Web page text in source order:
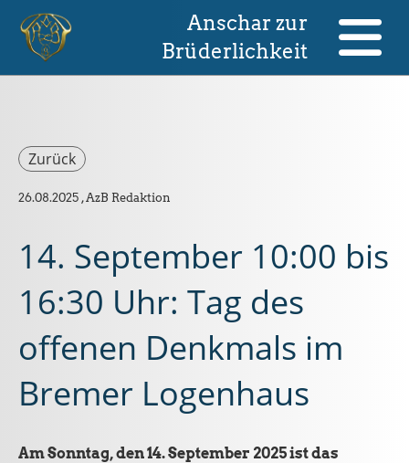
Anschar zur
Brüderlichkeit
Zurück
26.08.2025 , AzB Redaktion
14. September 10:00 bis
16:30 Uhr: Tag des
offenen Denkmals im
Bremer Logenhaus
Am Sonntag, den 14. September 2025 ist das